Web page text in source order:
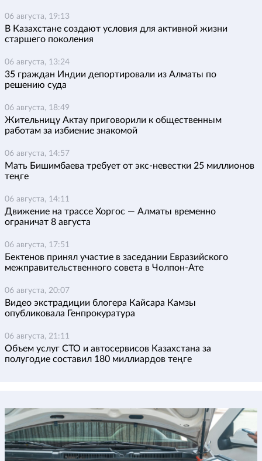
06 августа, 19:13
В Казахстане создают условия для активной жизни
старшего поколения
06 августа, 13:24
35 граждан Индии депортировали из Алматы по
решению суда
06 августа, 18:49
Жительницу Актау приговорили к общественным
работам за избиение знакомой
06 августа, 14:57
Мать Бишимбаева требует от экс-невестки 25 миллионов
теңге
06 августа, 14:11
Движение на трассе Хоргос — Алматы временно
ограничат 8 августа
06 августа, 17:51
Бектенов принял участие в заседании Евразийского
межправительственного совета в Чолпон-Ате
06 августа, 20:07
Видео экстрадиции блогера Кайсара Камзы
опубликовала Генпрокуратура
06 августа, 21:11
Объем услуг СТО и автосервисов Казахстана за
полугодие составил 180 миллиардов теңге